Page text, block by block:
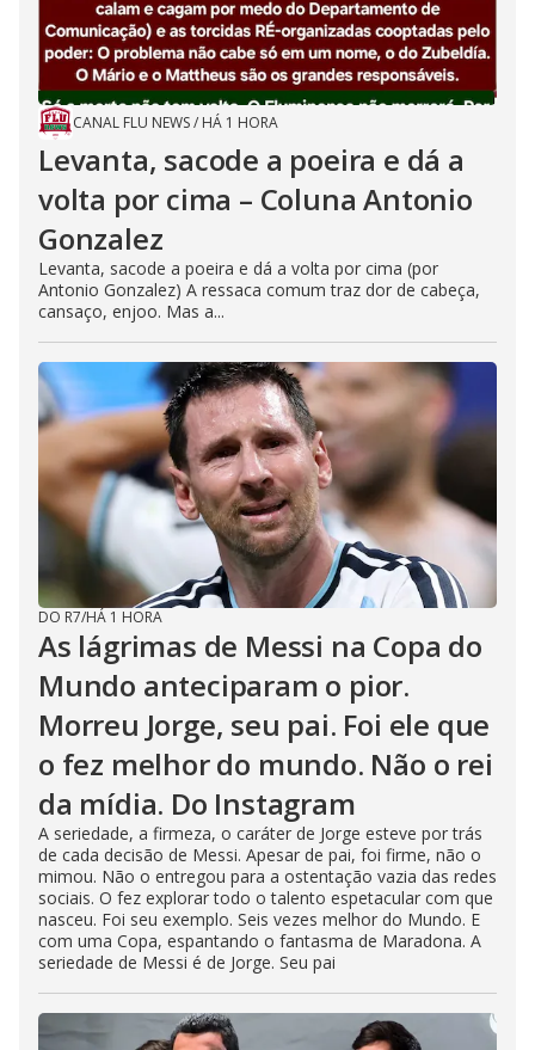
CANAL FLU NEWS/ HÁ 1 HORA
Levanta, sacode a poeira e dá a
volta por cima – Coluna Antonio
Gonzalez
Levanta, sacode a poeira e dá a volta por cima (por
Antonio Gonzalez) A ressaca comum traz dor de cabeça,
cansaço, enjoo. Mas a...
DO R7/HÁ 1 HORA
As lágrimas de Messi na Copa do
Mundo anteciparam o pior.
Morreu Jorge, seu pai. Foi ele que
o fez melhor do mundo. Não o rei
da mídia. Do Instagram
A seriedade, a firmeza, o caráter de Jorge esteve por trás
de cada decisão de Messi. Apesar de pai, foi firme, não o
mimou. Não o entregou para a ostentação vazia das redes
sociais. O fez explorar todo o talento espetacular com que
nasceu. Foi seu exemplo. Seis vezes melhor do Mundo. E
com uma Copa, espantando o fantasma de Maradona. A
seriedade de Messi é de Jorge. Seu pai